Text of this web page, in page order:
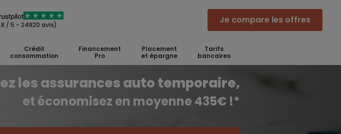
/ 5 - 24820 avis) Je compare les offres
Crédit
consommation
Financement
Pro
Placement
et épargne
Tarifs
bancaires
les assurances auto temporaire,
et économisez en moyenne 435€ !*